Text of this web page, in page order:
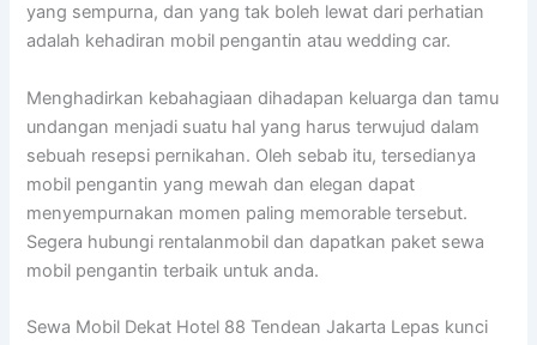
yang sempurna, dan yang tak boleh lewat dari perhatian
adalah kehadiran mobil pengantin atau wedding car.
Menghadirkan kebahagiaan dihadapan keluarga dan tamu
undangan menjadi suatu hal yang harus terwujud dalam
sebuah resepsi pernikahan. Oleh sebab itu, tersedianya
mobil pengantin yang mewah dan elegan dapat
menyempurnakan momen paling memorable tersebut.
Segera hubungi rentalanmobil dan dapatkan paket sewa
mobil pengantin terbaik untuk anda.
Sewa Mobil Dekat Hotel 88 Tendean Jakarta Lepas kunci